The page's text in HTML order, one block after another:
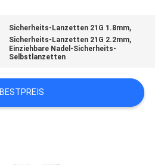
Sicherheits-Lanzetten 21G 1.8mm,
Sicherheits-Lanzetten 21G 2.2mm,
Einziehbare Nadel-Sicherheits-
Selbstlanzetten
BESTPREIS